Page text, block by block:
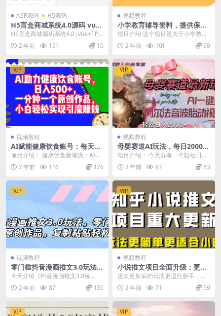
ASP源码 H5源码
H5盲盒商城系统4.0源码 vue+
thinkphp 5框架开发开源无加
密源码+安装教程
H5盲盒商城源码系统4.0|vue+TP5
php框架开发开源无加密源码+安装
教程...2 年前 151 10
视频教程
小学教育辅导资料，提供保姆
级内部集训教程和教材，私域
销售可获得 29-129 元的收益
（包含教程和资料）
项目介绍 这个项目是关于小学教育
辅导资料的，我们通过在抖音和小
红书等平台发布图文...
2 年前 101 69
VIP
视频教程
AI赋能健康饮食账号：每天轻
松赚取500+收入，一分钟创作
一个原创作品，新手也能实现
引流赚钱
项目介绍： 健康饮食新潮流：AI技
术助力，一分钟生成原创素材，引
领健康风潮。 随...
2 年前 116 126
VIP
视频教程
母婴赛道AI玩法，每日2000
+轻松收入，一键去重阿尔法
项目介绍： 今天分享一个轻松日入
2000+的母婴赛道新玩法，利用AI
一键去重，即...
2 年前 87 83
VIP
视频教程
零门槛抖音漫画推文3.0玩法，
三分钟一条原创作品，复制粘
贴轻松日入300+
今天介绍《抖音漫画推文3.0玩
法》，这种玩法能够快速走红，每
条推文都是原创作品，...
2 年前 87 135
VIP
视频教程
小说推文项目全面升级：更适
合新手，更容易获得成交！
这次更新后的玩法更适合新手，也
更容易获得成交，适合所有人操
作。该教程包括制作所需...
2 年前 71 59
VIP VIP